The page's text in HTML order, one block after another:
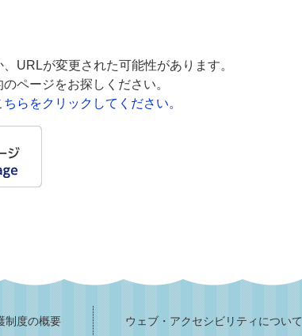
URLが変更された可能性があります。
ページをお探しください。
らをクリックしてください。
制度の概要 ウェブ・アクセシビリティについて